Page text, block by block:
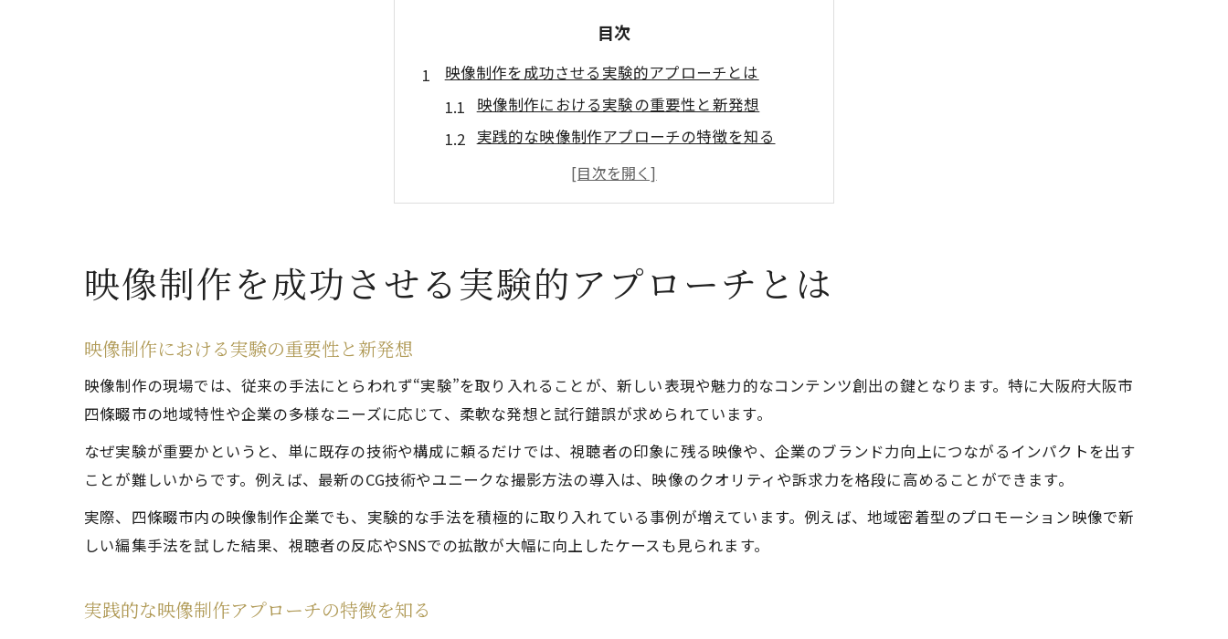
目次
映像制作を成功させる実験的アプローチとは
映像制作における実験の重要性と新発想
実践的な映像制作アプローチの特徴を知る
実験から学ぶ映像制作のアイデア創出法
映像制作現場で実験的手法が生む効果
大阪府大阪市四條畷市における映像制作の最新動向
映像制作業界の最新トレンドを押さえる
大阪の映像制作市場で求められる技術
映像制作と実験の新しい融合への期待
初めての映像制作なら知っておきたい選び方
映像制作会社選びで失敗しない基本
実験重視の映像制作会社を見極めるコツ
大阪の映像制作会社比較ポイント
映像制作を成功させる実験的アプローチとは
映像制作における実験の重要性と新発想
映像制作の現場では、従来の手法にとらわれず“実験”を取り入れることが、新しい表現や魅力的なコンテンツ創出の鍵となります。特に大阪府大阪市
四條畷市の地域特性や企業の多様なニーズに応じて、柔軟な発想と試行錯誤が求められています。
なぜ実験が重要かというと、単に既存の技術や構成に頼るだけでは、視聴者の印象に残る映像や、企業のブランド力向上につながるインパクトを出す
ことが難しいからです。例えば、最新のCG技術やユニークな撮影方法の導入は、映像のクオリティや訴求力を格段に高めることができます。
実際、四條畷市内の映像制作企業でも、実験的な手法を積極的に取り入れている事例が増えています。例えば、地域密着型のプロモーション映像で新
しい編集手法を試した結果、視聴者の反応やSNSでの拡散が大幅に向上したケースも見られます。
実践的な映像制作アプローチの特徴を知る